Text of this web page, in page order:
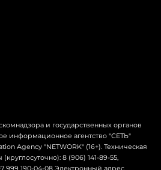
и государственных органов
информационное агентство "СЕТЬ"
Agency "NETWORK" (16+). Техническая
8 (906) 141-89-55,